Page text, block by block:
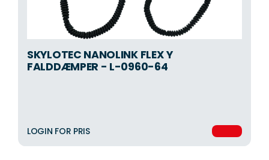
SKYLOTEC NANOLINK FLEX Y
FALDDÆMPER - L-0960-64
LOGIN FOR PRIS